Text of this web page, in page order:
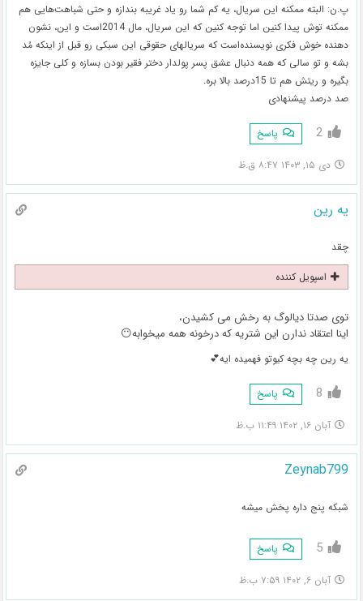
پ.ن: البته ممکنه این سریال، یه کم شما رو یاد غریبه بندازه و حتی شباهت‌هایی هم
ممکنه توش پیدا کنین اما توجه کنین که این سریال، مال 2014است و این، نشون
دهنده خوش فکری نویسنده‌است که سریالهای حقوقی این سبکی رو قبل از اینکه مُد
بشه و تو سالی که همه دنبال عشق پسر پولدار دختر فقیر بودن بسازه و کلی جایزه
بگیره و ریتش هم تا 15درصد بالا بره.
صد درصد پیشنهادی
2 پاسخ
دی ۱۵, ۱۴۰۳ ۸:۴۷ ق.ظ
یه رین
چقد
اسپویل کننده
توی صدتا دیالوگ به رخش می کشیدن،
اینا اعتقاد ندارن این شتریه که درخونه همه میخوابه😶
یه رین چه بچه کیوتو فهمیده ایه💕
8 پاسخ
آبان ۱۶, ۱۴۰۲ ۱۱:۴۹ ب.ظ
Zeynab799
شبکه پنج داره پخش میشه
5 پاسخ
آبان ۶, ۱۴۰۲ ۷:۵۹ ب.ظ